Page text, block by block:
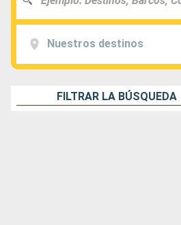
Nuestros destinos
FILTRAR LA BÚSQUEDA